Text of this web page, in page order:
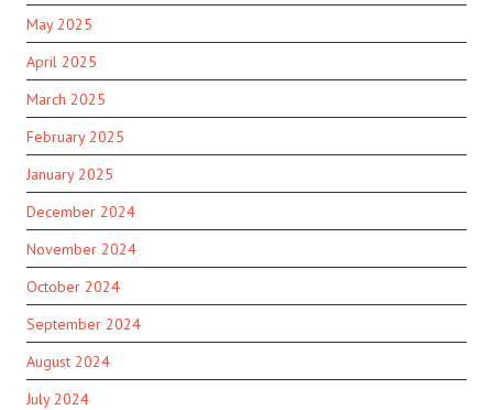
May 2025
April 2025
March 2025
February 2025
January 2025
December 2024
November 2024
October 2024
September 2024
August 2024
July 2024